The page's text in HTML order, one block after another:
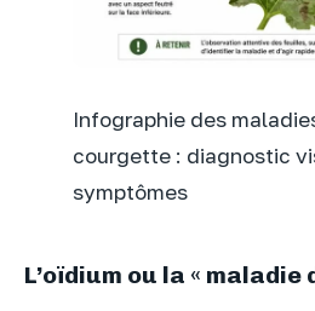
Infographie des
courgette : diagnostic
symptômes
L’oïdium ou la « maladie